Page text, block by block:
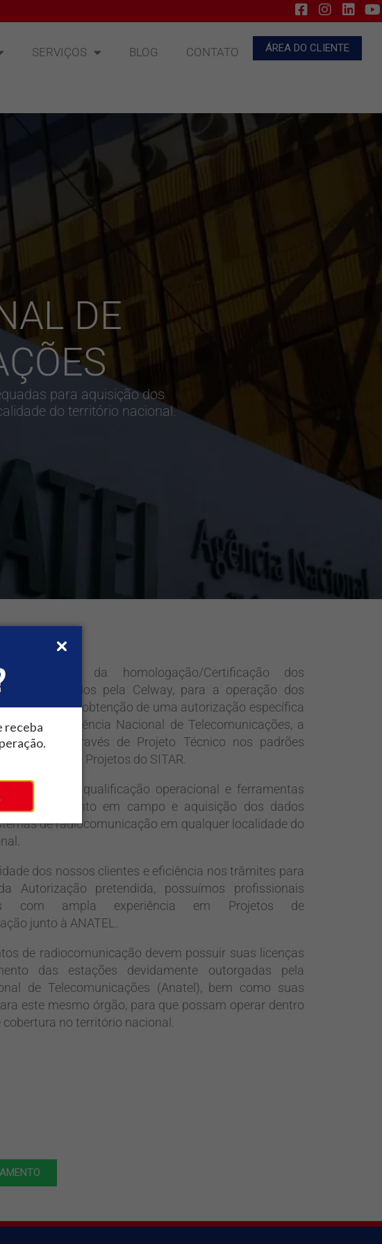
receba
SERVIÇOS BLOG CONTATO ÁREA DO CLIENTE
DE
para aquisição dos
do território nacional.
da homologação/Certificação dos
comercializados pela Celway, para a operação dos
necessária a obtenção de uma autorização específica
– Agência Nacional de Telecomunicações, a
solicitada através de Projeto Técnico nos padrões
Manual de Projetos do SITAR.
possui qualificação operacional e ferramentas
levantamento em campo e aquisição dos dados
de radiocomunicação em qualquer localidade do
dos nossos clientes e eficiência nos trâmites para
Autorização pretendida, possuímos profissionais
com ampla experiência em Projetos de
junto à ANATEL.
de radiocomunicação devem possuir suas licenças
das estações devidamente outorgadas pela
de Telecomunicações (Anatel), bem como suas
este mesmo órgão, para que possam operar dentro
cobertura no território nacional.